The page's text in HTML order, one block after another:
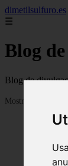
dimetilsulfuro.es
☰
Blog
Blog de
Mostrando 1 - 24